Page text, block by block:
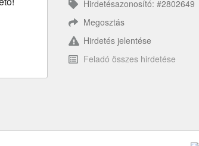
Hirdetésazonosító: #2802649
Megosztás
Hirdetés jelentése
Feladó összes hirdetése